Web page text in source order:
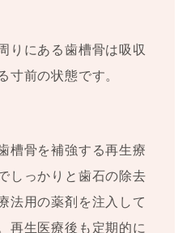
りにある歯槽骨は吸収
寸前の状態です。
槽骨を補強する再生療
しっかりと歯石の除去
法用の薬剤を注入して
再生医療後も定期的に